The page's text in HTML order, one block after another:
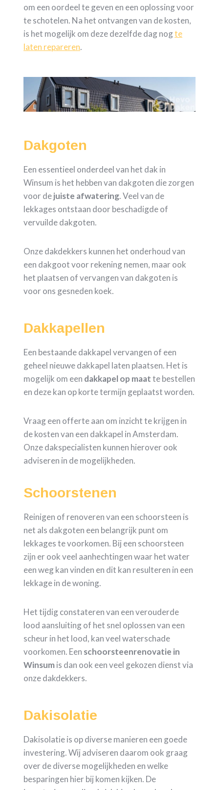
om een oordeel te geven en een oplossing voor
te schotelen. Na het ontvangen van de kosten,
is het mogelijk om deze dezelfde dag nogte
laten repareren.
Dakgoten
Een essentieel onderdeel van het dak in
Winsum is het hebben van dakgoten die zorgen
voor dejuiste afwatering. Veel van de
lekkages ontstaan door beschadigde of
vervuilde dakgoten.
Onze dakdekkers kunnen het onderhoud van
een dakgoot voor rekening nemen, maar ook
het plaatsen of vervangen van dakgoten is
voor ons gesneden koek.
Dakkapellen
Een bestaande dakkapel vervangen of een
geheel nieuwe dakkapel laten plaatsen. Het is
mogelijk om een dakkapel op maatte bestellen
en deze kan op korte termijn geplaatst worden.
Vraag een offerte aan om inzicht te krijgen in
de kosten van een dakkapel in Amsterdam.
Onze dakspecialisten kunnen hierover ook
adviseren in de mogelijkheden.
Schoorstenen
Reinigen of renoveren van een schoorsteen is
net als dakgoten een belangrijk punt om
lekkages te voorkomen. Bij een schoorsteen
zijn er ook veel aanhechtingen waar het water
een weg kan vinden en dit kan resulteren in een
lekkage in de woning.
Het tijdig constateren van een verouderde
lood aansluiting of het snel oplossen van een
scheur in het lood, kan veel waterschade
voorkomen. Een schoorsteenrenovatie in
Winsum is dan ook een veel gekozen dienst via
onze dakdekkers.
Dakisolatie
Dakisolatie is op diverse manieren een goede
investering. Wij adviseren daarom ook graag
over de diverse mogelijkheden en welke
besparingen hier bij komen kijken. De